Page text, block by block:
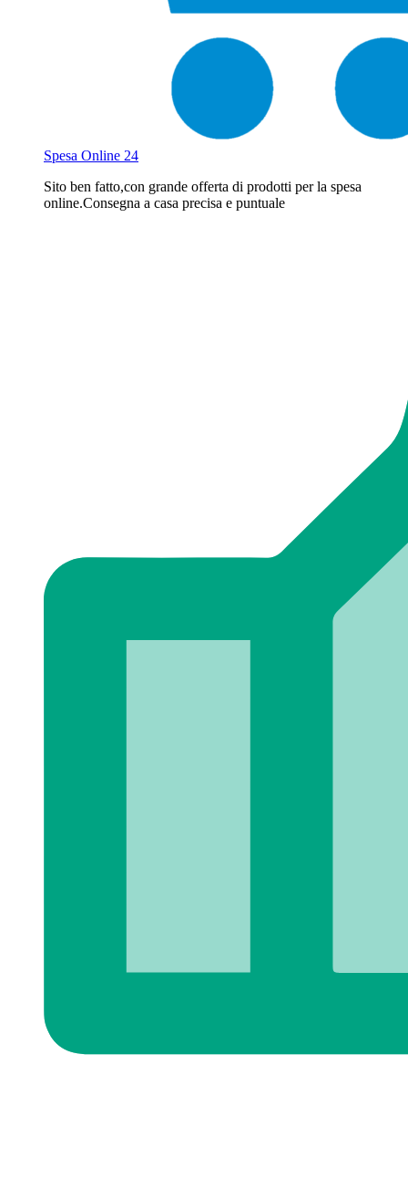
Spesa Online 24
Sito ben fatto,con grande offerta di prodotti per la spesa
online.Consegna a casa precisa e puntuale